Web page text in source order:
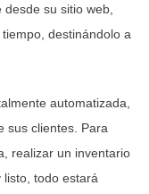
su sitio web,
destinándolo a
automatizada,
sus clientes. Para
realizar un inventario
todo estará